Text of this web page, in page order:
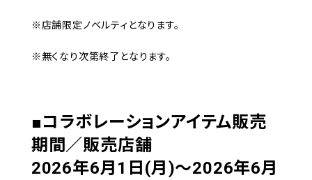
※店舗限定ノベルティとなります。
※無くなり次第終了となります。
■コラボレーションアイテム販売
期間／販売店舗
2026年6月1日(月)～2026年6月